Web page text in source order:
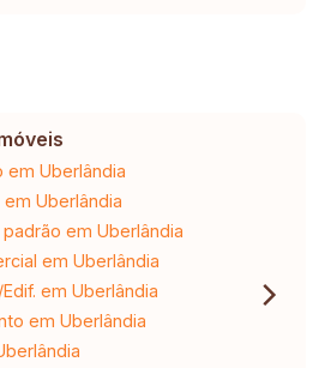
em Uberlândia
Uberlândia
em Uberlândia
em Uberlândia
em Uberlândia
em Uberlândia